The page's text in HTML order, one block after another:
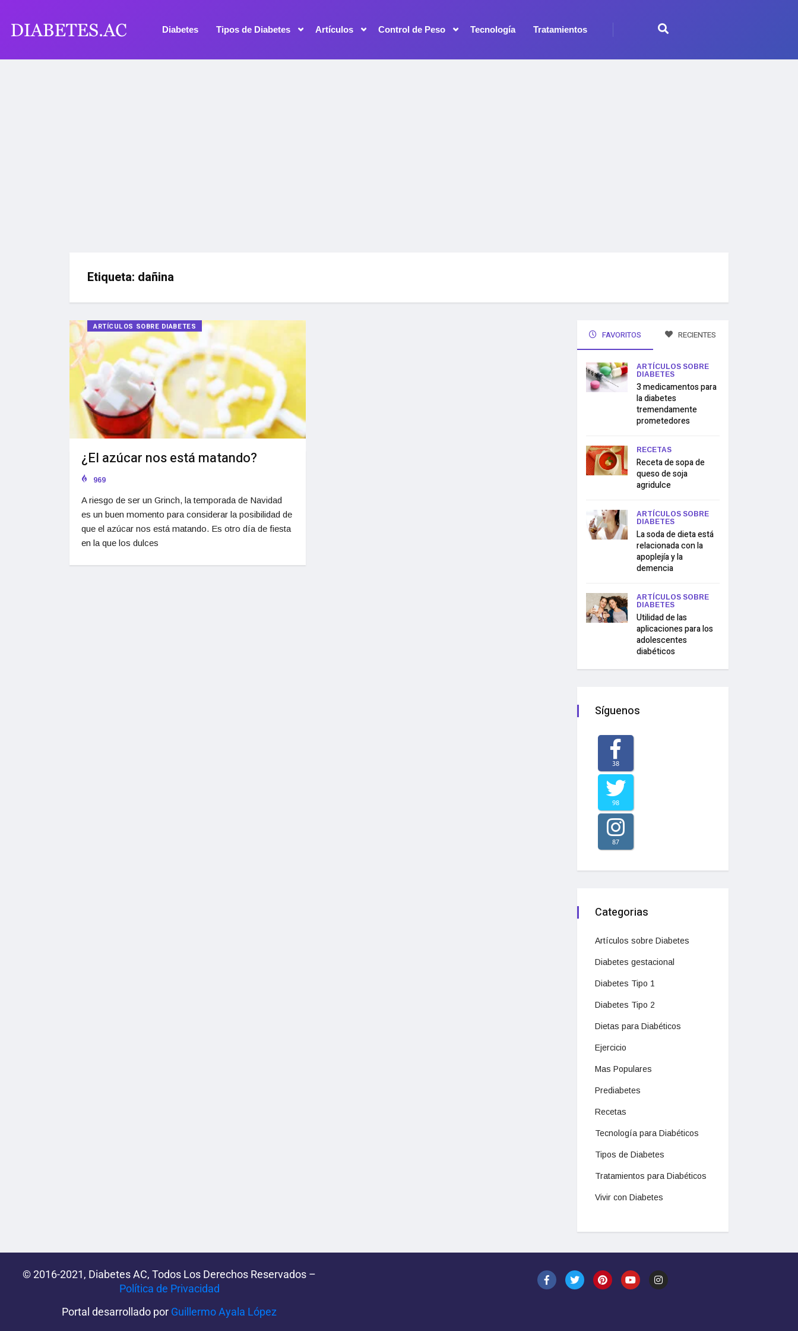
Diabetes Tipos de Diabetes Artículos Control de Peso Tecnología Tratamientos
Etiqueta: dañina
ARTÍCULOS SOBRE DIABETES
¿El azúcar nos está matando?
969
A riesgo de ser un Grinch, la temporada de Navidad
es un buen momento para considerar la posibilidad de
que el azúcar nos está matando. Es otro día de fiesta
en la que los dulces
FAVORITOS RECIENTES
ARTÍCULOS SOBRE
DIABETES
3 medicamentos para
la diabetes
tremendamente
prometedores
RECETAS
Receta de sopa de
queso de soja
agridulce
ARTÍCULOS SOBRE
DIABETES
La soda de dieta está
relacionada con la
apoplejía y la
demencia
ARTÍCULOS SOBRE
DIABETES
Utilidad de las
aplicaciones para los
adolescentes
diabéticos
Síguenos
38
98
87
Categorias
Artículos sobre Diabetes
Diabetes gestacional
Diabetes Tipo 1
Diabetes Tipo 2
Dietas para Diabéticos
Ejercicio
Mas Populares
Prediabetes
Recetas
Tecnología para Diabéticos
Tipos de Diabetes
Tratamientos para Diabéticos
Vivir con Diabetes
© 2016-2021, Diabetes AC, Todos Los Derechos Reservados –
Política de Privacidad‌­
Portal desarrollado por Guillermo Ayala López